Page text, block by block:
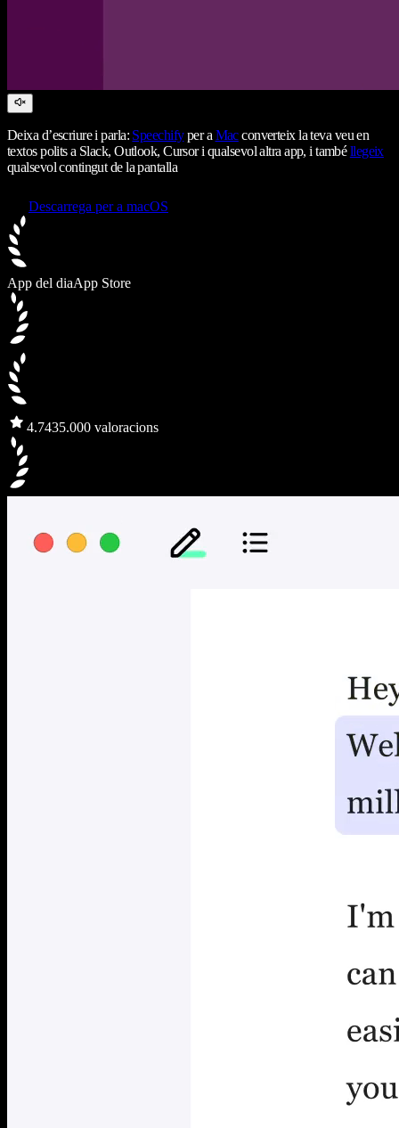
Deixa d’escriure i parla: Speechifyper a Macconverteix la teva veu en
textos polits a Slack, Outlook, Cursor i qualsevol altra app, i tambéllegeix
qualsevol contingut de la pantalla
Descarrega per a macOS
App del diaApp Store
4.7435.000 valoracions